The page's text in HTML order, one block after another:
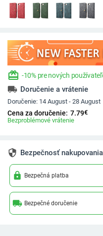
redeem -10% pre nových
local_shipping Doručenie a vrátenie
Doručenie: 14 August - 28 August
Cena za doručenie: 7.79€
Bezproblémové vrátenie
security Bezpečnosť nakupovania
lock Bezpečná platba
local_shipping Bezpečné doručenie